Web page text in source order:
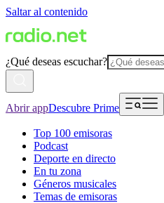
Saltar al contenido
¿Qué deseas escuchar?
Abrir appDescubre Prime
Top 100 emisoras
Podcast
Deporte en directo
En tu zona
Géneros musicales
Temas de emisoras